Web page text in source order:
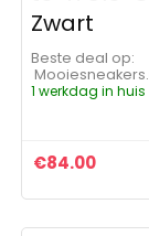
Zwart
Beste deal op:
1 werkdag in huis
€84.00